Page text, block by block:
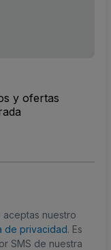
y ofertas
aceptas nuestro
de privacidad. Es
SMS de nuestra